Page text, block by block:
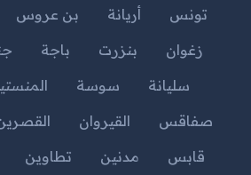
تونس أريانة بن عروس
زغوان
بنزرت باجة
سليانة
سوسة
صفاقس
القيروان
قابس
مدنين تطاوين